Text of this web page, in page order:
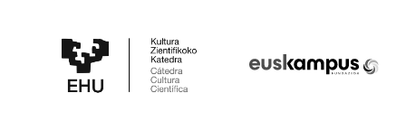
Cultura
Científica